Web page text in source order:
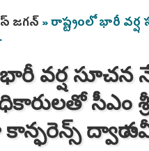
జగన్» రాష్ట్రంలో భారీ
భారీ వర్ష సూచన
సీఎం
ద్వారా